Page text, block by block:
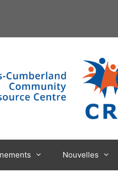
Nouvelles